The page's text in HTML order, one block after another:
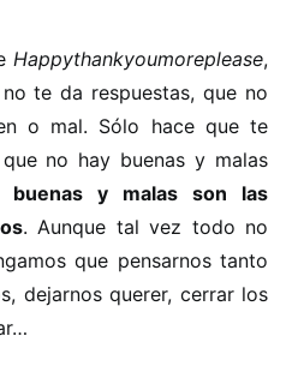
Happythankyoumoreplease,
te da respuestas, que no
o mal. Sólo hace que te
no hay buenas y malas
y malas son las
. Aunque tal vez todo no
que pensarnos tanto
dejarnos querer, cerrar los